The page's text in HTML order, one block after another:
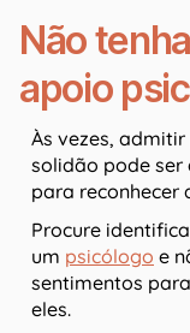
Não
apoio
Às vezes,
solidão pode ser
para reconhecer
Procure
um psicólogo e
sentimentos
eles.